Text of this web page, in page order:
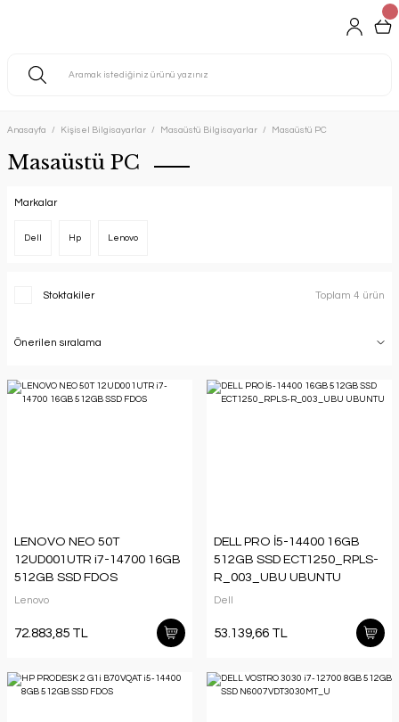
Anasayfa Kişisel Bilgisayarlar Masaüstü Bilgisayarlar Masaüstü PC
Masaüstü PC
Markalar
Dell Hp Lenovo
Stoktakiler Toplam 4 ürün
LENOVO NEO 50T
12UD001UTR i7-14700 16GB
512GB SSD FDOS
Lenovo
72.883,85 TL
DELL PRO İ5-14400 16GB
512GB SSD ECT1250_RPLS-
R_003_UBU UBUNTU
Dell
53.139,66 TL